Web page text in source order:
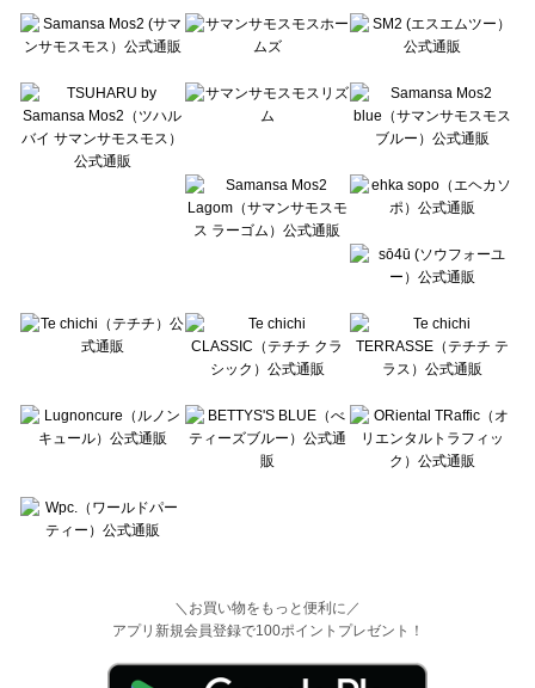
Te chichi（テチチ）の一覧
Te chichi CLASSIC（テチチ クラシック）の一覧
Lugnoncure（ルノンキュール）の一覧
BETTY'S BLUE（べティーズブルー）の一覧
Wpc.（ワールドパーティー）の一覧
＼お買い物をもっと便利に／
アプリ新規会員登録で100ポイントプレゼント！